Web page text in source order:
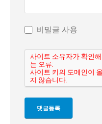
비밀글 사용